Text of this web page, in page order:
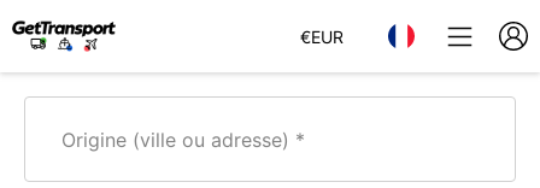
€EUR
Origine (ville ou adresse)